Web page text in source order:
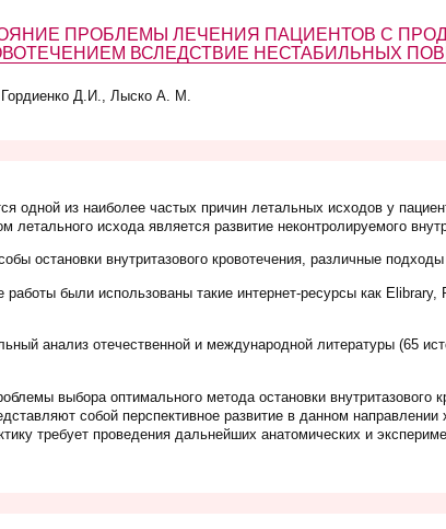
ПРОБЛЕМЫ ЛЕЧЕНИЯ ПАЦИЕНТОВ С
ВСЛЕДСТВИЕ НЕСТАБИЛЬНЫХ
Д.И., Лыско А. М.
одной из наиболее частых причин летальных исходов у
исхода является развитие неконтролируемого
остановки внутритазового кровотечения, различные
работы были использованы такие интернет-ресурсы как
анализ отечественной и международной литературы (65
выбора оптимального метода остановки внутритазового
собой перспективное развитие в данном
требует проведения дальнейших анатомических и